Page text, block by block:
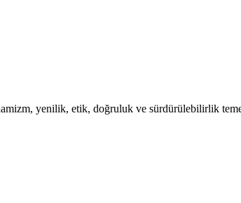
yenilik, etik, doğruluk ve sürdürülebilirlik